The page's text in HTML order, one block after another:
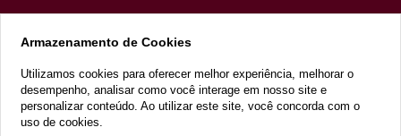
2022 Copyright - Razão Social: Terral Incorporações e Participações
LTDA. CNPJ 13.070.562/0001-53 - Todos os direitos reservados
Armazenamento de Cookies
Utilizamos cookies para oferecer melhor experiência, melhorar o
desempenho, analisar como você interage em nosso site e
personalizar conteúdo. Ao utilizar este site, você concorda com o
uso de cookies.